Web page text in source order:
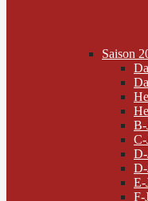
Saison
B-
D-
E-
F-